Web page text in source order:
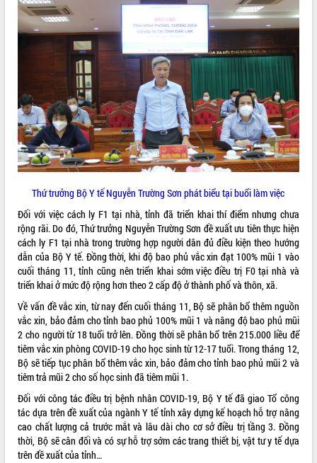
Họp báo thông tin về Hội nghị Công bố
Quy hoạch và Xúc tiến đầu tư tỉnh Đắk
Khơi thông điểm nghẽn, đẩy nhanh
giải ngân vốn khắc phục thiên tai
HĐND tỉnh thông qua điều chỉnh Quy
hoạch tỉnh thời kỳ 2021-2030
Hội thảo góp ý hồ sơ điều chỉnh quy
hoạch tỉnh Đắk Lắk thời kỳ 2021-2030,
tầm nhìn đến năm 2050
Nâng cao hiệu quả hoạt động của các
doanh nghiệp nhà nước
Hội nghị triển khai kết nối mạng
truyền số liệu chuyên dùng phục vụ cơ
quan Đảng, Nhà nước
Lễ phát động chuỗi hoạt động chung
tay làm sạch môi trường
Xã Ea Kar bước chuyển mình trong
công tác cải cách hành chính mô hình
mới
UBND tỉnh họp báo định kỳ tháng 4
năm 2026
Hội thảo khoa học “Giải pháp thúc đẩy
phát triển nền kinh tế xanh tại tỉnh
Đắk Lắk”
Tăng cường giám sát, đôn đốc thực
hiện nhiệm vụ quản lý tài sản công
hàng tuần
Tháo gỡ những vướng mắc, đẩy mạnh
Thứ trưởng Bộ Y tế Nguyễn Trường Sơn phát biểu tại buổi làm việc
Đối với việc cách ly F1 tại nhà, tỉnh đã triển khai thí điểm nhưng chưa
rộng rãi. Do đó, Thứ trưởng Nguyễn Trường Sơn đề xuất ưu tiên thực hiện
cách ly F1 tại nhà trong trường hợp người dân đủ điều kiện theo hướng
dẫn của Bộ Y tế. Đồng thời, khi độ bao phủ vắc xin đạt 100% mũi 1 vào
cuối tháng 11, tỉnh cũng nên triển khai sớm việc điều trị F0 tại nhà và
triển khai ở mức độ rộng hơn theo 2 cấp độ ở thành phố và thôn, xã.
Về vấn đề vắc xin, từ nay đến cuối tháng 11, Bộ sẽ phân bổ thêm nguồn
vắc xin, bảo đảm cho tỉnh bao phủ 100% mũi 1 và nâng độ bao phủ mũi
2 cho người từ 18 tuổi trở lên. Đồng thời sẽ phân bổ trên 215.000 liều để
tiêm vắc xin phòng COVID-19 cho học sinh từ 12-17 tuổi. Trong tháng 12,
Bộ sẽ tiếp tục phân bổ thêm vắc xin, bảo đảm cho tỉnh bao phủ mũi 2 và
tiêm trả mũi 2 cho số học sinh đã tiêm mũi 1.
Đối với công tác điều trị bệnh nhân COVID-19, Bộ Y tế đã giao Tổ công
tác dựa trên đề xuất của ngành Y tế tỉnh xây dựng kế hoạch hỗ trợ nâng
cao chất lượng cả trước mắt và lâu dài cho cơ sở điều trị tầng 3. Đồng
thời, Bộ sẽ cân đối và có sự hỗ trợ sớm các trang thiết bị, vật tư y tế dựa
trên đề xuất của tỉnh…